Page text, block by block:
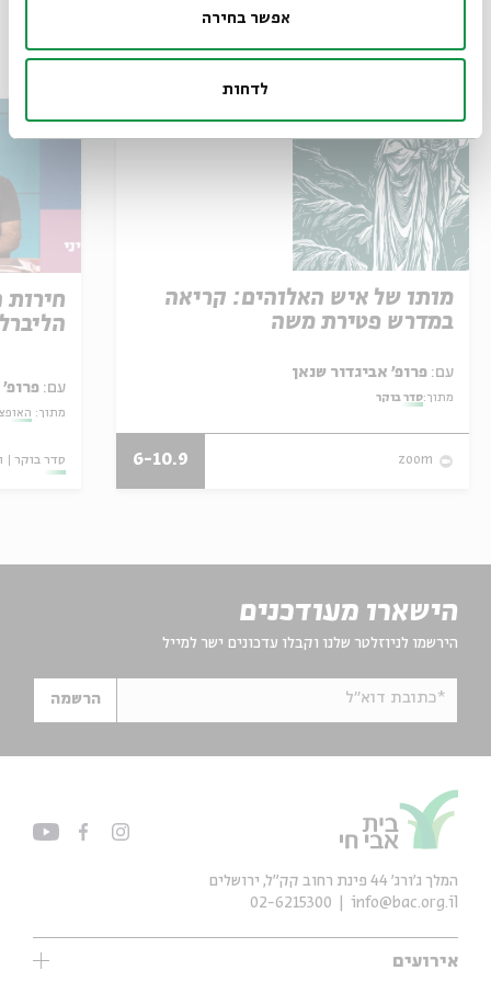
אפשר בחירה
לדחות
עוד בבית אבי חי
מותו של איש האלוהים: קריאה
במדרש פטירת משה
עם:
מתוך:סדר בוקר
zoom
6-10.9
עם: פרופ'
מתוך:
סדר בוקר
הישארו מעודכנים
הירשמו לניוזלטר שלנו וקבלו עדכונים ישר למייל
*כתובת דוא"ל הרשמה
אירועים
המלך ג'ורג' 44 פינת רחוב קק״ל, ירושלים
info@bac.org.il
02-6215300